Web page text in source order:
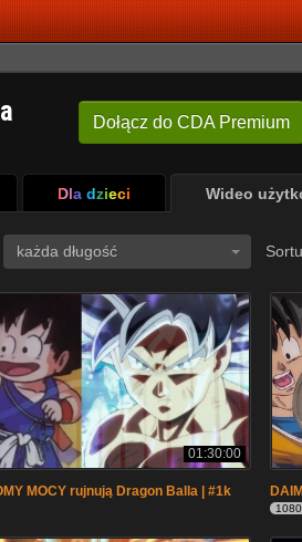
Dołącz do CDA Premium
Dla dzieci Wideo
każda długość
01:30:00
MOCY rujnują Dragon Balla | #1k